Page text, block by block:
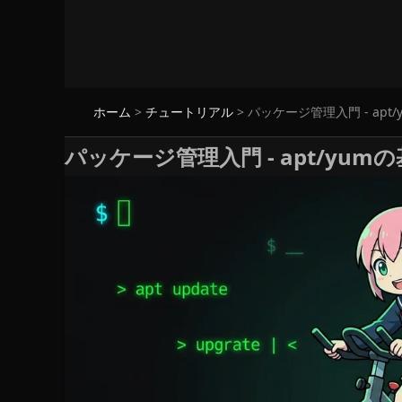
ホーム > チュートリアル > パッケージ管理入門 -
パッケージ管理入門 - apt/yumの